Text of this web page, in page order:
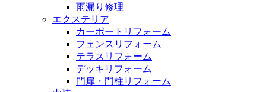
雨漏り修理
エクステリア
カーポートリフォーム
フェンスリフォーム
テラスリフォーム
デッキリフォーム
門扉・門柱リフォーム